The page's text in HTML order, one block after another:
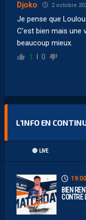
Djoko 2 octobre
Je pense que
C’est bien mais
beaucoup mieux.
1 0
L’INFO EN
🔴 LIVE
19:00
BIEN
CONTRE